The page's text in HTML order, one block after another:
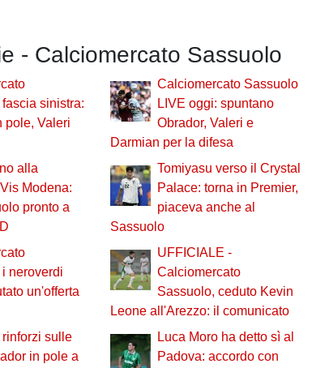
- Calciomercato Sassuolo
sinistra:
pole, Valeri
Calciomercato Sassuolo
LIVE oggi: spuntano
Obrador, Valeri e
Darmian per la difesa
alla
Modena:
pronto a
Tomiyasu verso il Crystal
Palace: torna in Premier,
piaceva anche al
Sassuolo
neroverdi
un'offerta
UFFICIALE -
Calciomercato
Sassuolo, ceduto Kevin
Leone all'Arezzo: il comunicato
sulle
in pole a
Luca Moro ha detto sì al
Padova: accordo con